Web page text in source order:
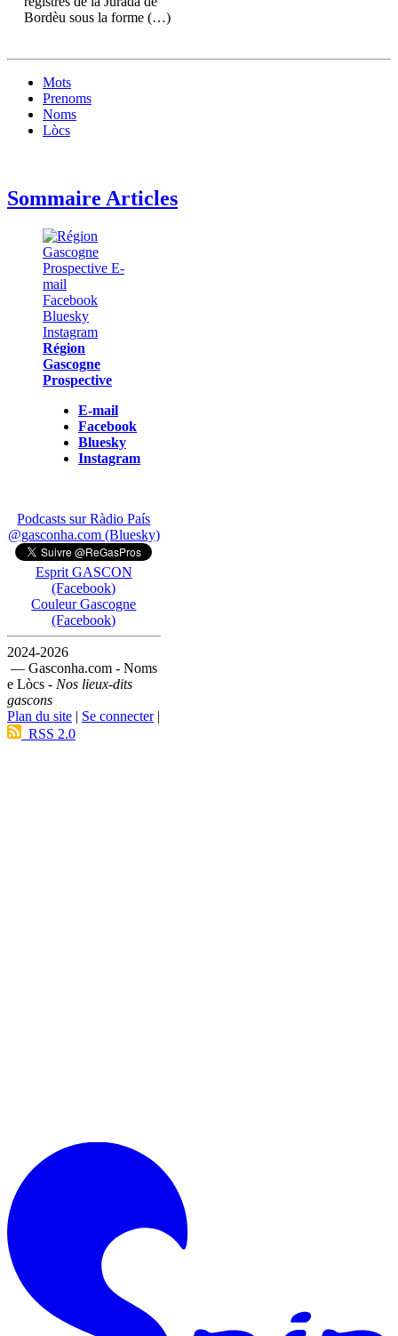
Bordèu sous la forme (…)
Mots
Prenoms
Noms
Lòcs
Sommaire Articles
Région
Gascogne
Prospective
E-mail
Facebook
Bluesky
Instagram
Podcasts sur Ràdio País
@gasconha.com (Bluesky)
Esprit GASCON
(Facebook)
Couleur Gascogne
(Facebook)
2024-2026
— Gasconha.com - Noms
e Lòcs - Nos lieux-dits
gascons
Plan du site | Se connecter|
RSS 2.0